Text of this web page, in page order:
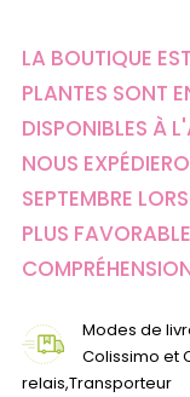
LA BOUTIQUE
PLANTES SONT
DISPONIBLES À
NOUS
SEPTEMBRE
PLUS
Modes de
Colissimo et
relais,Transporteur